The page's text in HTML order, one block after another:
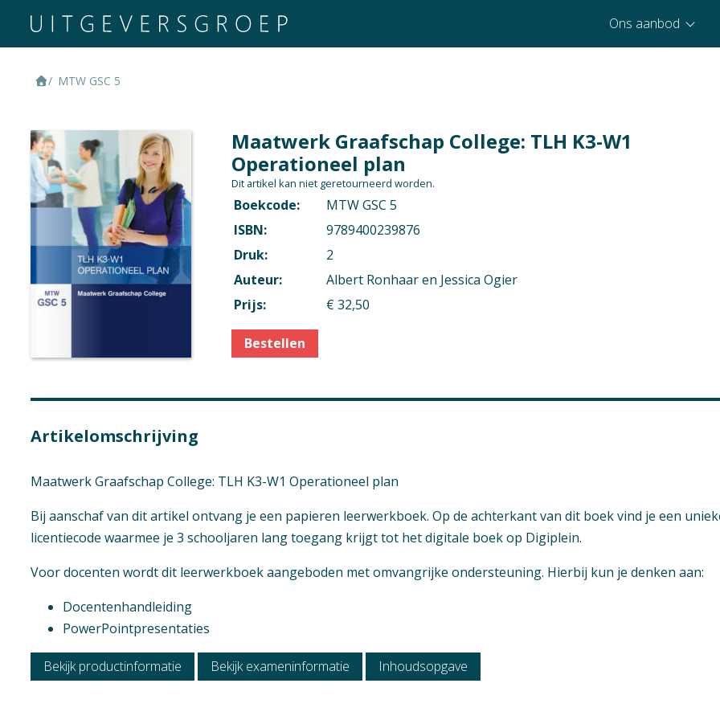
Ons aanbod
MTW GSC 5
Maatwerk Graafschap College: TLH K3-W1
Operationeel plan
Dit artikel kan niet geretourneerd worden.
Boekcode:
MTW GSC 5
ISBN:
9789400239876
Druk:
2
Auteur:
Albert Ronhaar en Jessica Ogier
Prijs:
€ 32,50
Bestellen
Artikelomschrijving
Maatwerk Graafschap College: TLH K3-W1 Operationeel plan
Bij aanschaf van dit artikel ontvang je een papieren leerwerkboek. Op de achterkant van dit boek vind je een
licentiecode waarmee je 3 schooljaren lang toegang krijgt tot het digitale boek op Digiplein.
Voor docenten wordt dit leerwerkboek aangeboden met omvangrijke ondersteuning. Hierbij kun je denken aan:
Docentenhandleiding
PowerPointpresentaties
Bekijk productinformatie Bekijk exameninformatie Inhoudsopgave